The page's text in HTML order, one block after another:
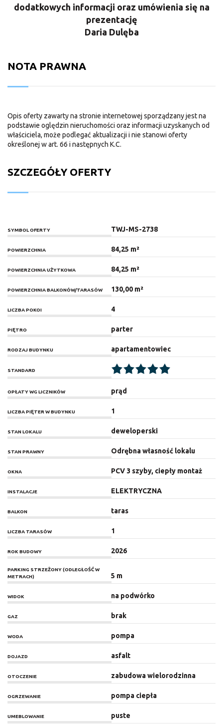
dodatkowych informacji oraz umówienia się na
prezentację
Daria Dulęba
NOTA PRAWNA
Opis oferty zawarty na stronie internetowej sporządzany jest na
podstawie oględzin nieruchomości oraz informacji uzyskanych od
właściciela, może podlegać aktualizacji i nie stanowi oferty
określonej w art. 66 i następnych K.C.
SZCZEGÓŁY OFERTY
SYMBOL OFERTY TWJ-MS-2738
POWIERZCHNIA 84,25 m²
POWIERZCHNIA UŻYTKOWA 84,25 m²
POWIERZCHNIA BALKONÓW/TARASÓW 130,00 m²
LICZBA POKOI 4
PIĘTRO parter
RODZAJ BUDYNKU apartamentowiec
STANDARD
OPŁATY WG LICZNIKÓW prąd
LICZBA PIĘTER W BUDYNKU 1
STAN LOKALU deweloperski
STAN PRAWNY Odrębna własność lokalu
OKNA PCV 3 szyby, ciepły montaż
INSTALACJE ELEKTRYCZNA
BALKON taras
LICZBA TARASÓW 1
ROK BUDOWY 2026
PARKING STRZEŻONY (ODLEGŁOŚĆ W
METRACH)
5 m
WIDOK na podwórko
GAZ brak
WODA pompa
DOJAZD asfalt
OTOCZENIE zabudowa wielorodzinna
OGRZEWANIE pompa ciepła
UMEBLOWANIE puste